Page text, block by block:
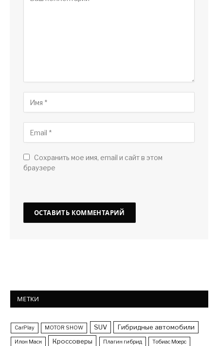
Сохранить мое имя, email и сайт в этом
браузере
МЕТКИ
CarPlay MOTOR SHOW SUV Гибридные автомобили
Илон Маск Кроссоверы Плагин гибрид Тобиас Моерс